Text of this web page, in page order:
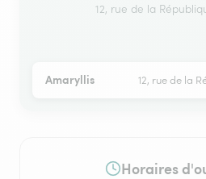
12, rue de la
Amaryllis 12, rue de la
Horaires